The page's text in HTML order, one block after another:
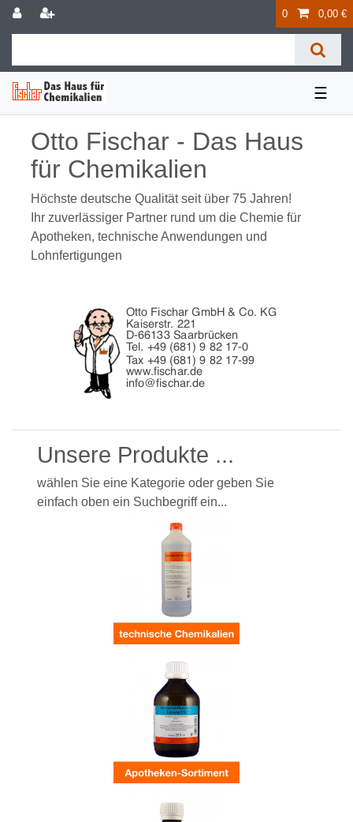
0 0,00 €
☰
Otto Fischar - Das Haus
für Chemikalien
Höchste deutsche Qualität seit über 75 Jahren!
Ihr zuverlässiger Partner rund um die Chemie für
Apotheken, technische Anwendungen und
Lohnfertigungen
Unsere Produkte ...
wählen Sie eine Kategorie oder geben Sie
einfach oben ein Suchbegriff ein...